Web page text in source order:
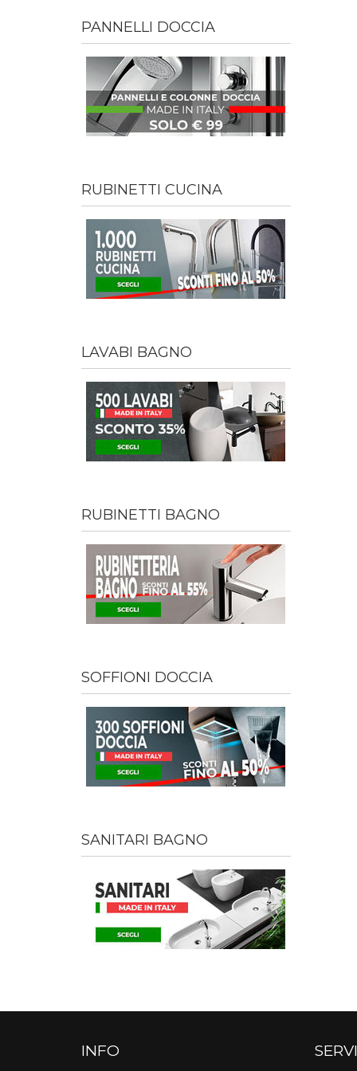
PANNELLI DOCCIA
RUBINETTI CUCINA
LAVABI BAGNO
RUBINETTI BAGNO
SOFFIONI DOCCIA
SANITARI BAGNO
INFO